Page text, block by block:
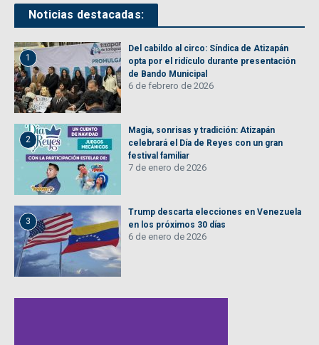
Noticias destacadas:
1
Del cabildo al circo: Síndica de Atizapán
opta por el ridículo durante presentación
de Bando Municipal
6 de febrero de 2026
2
Magia, sonrisas y tradición: Atizapán
celebrará el Día de Reyes con un gran
festival familiar
7 de enero de 2026
3
Trump descarta elecciones en Venezuela
en los próximos 30 días
6 de enero de 2026